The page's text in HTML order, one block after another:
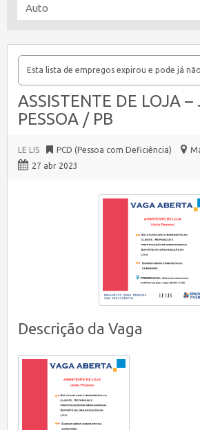
Esta lista de empregos expirou e pode já
ASSISTENTE DE LOJA –
PESSOA / PB
LE LIS PCD (Pessoa com Deficiência)
27 abr 2023
Descrição da Vaga